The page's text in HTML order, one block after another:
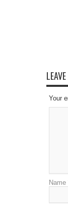
Your
Name